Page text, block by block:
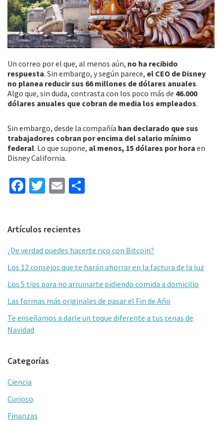
Un correo por el que, al menos aún, no ha recibido
respuesta. Sin embargo, y según parece, el CEO de Disney
no planea reducir sus 66 millones de dólares anuales.
Algo que, sin duda, contrasta con los poco más de 46.000
dólares anuales que cobran de media los empleados.
Sin embargo, desde la compañía han declarado que sus
trabajadores cobran por encima del salario mínimo
federal. Lo que supone, al menos, 15 dólares por hora en
Disney California.
Fa
o
o
k
T
er
E
l
ar
tir
Barra
lateral
primaria
Artículos recientes
¿De verdad puedes hacerte rico con Bitcoin?
Los 12 consejos que te harán ahorrar en la factura de la luz
Los 5 tips para no arruinarte pidiendo comida a domicilio
Las formas más originales de pasar el Fin de Año
Te enseñamos a darle un toque diferente a tus cenas de
Navidad
Categorías
Ciencia
Curioso
Finanzas